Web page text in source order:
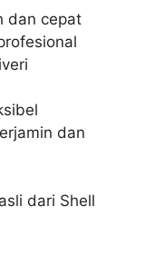
dan cepat
dan
dari Shell